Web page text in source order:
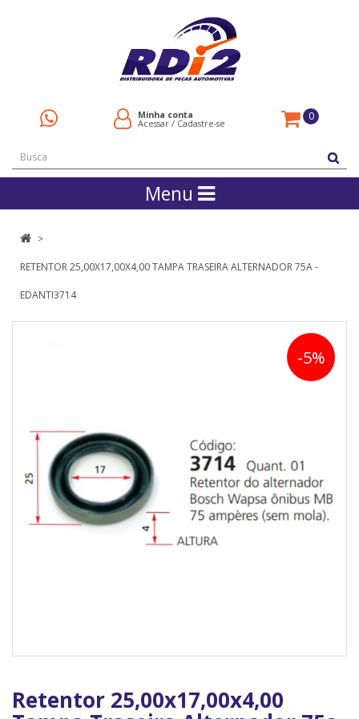
Minha conta
Acessar / Cadastre-se
0
Menu
RETENTOR 25,00X17,00X4,00 TAMPA TRASEIRA ALTERNADOR 75A -
EDANTI3714
-5%
Retentor 25,00x17,00x4,00